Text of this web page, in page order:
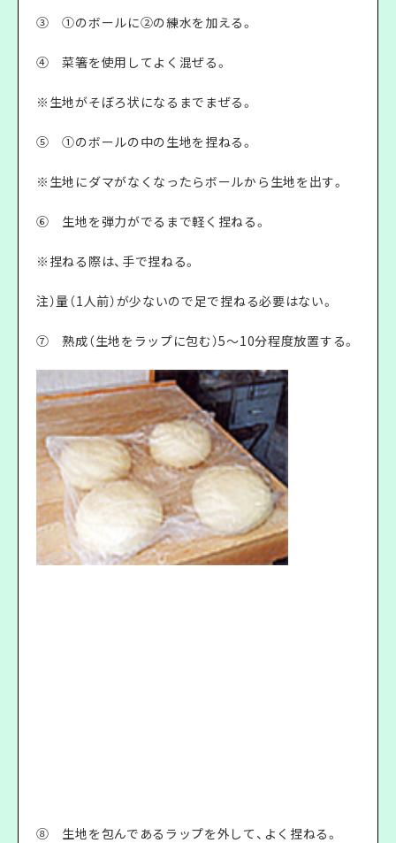
③ ①のボールに②の練水を加える。
④ 菜箸を使用してよく混ぜる。
※生地がそぼろ状になるまでまぜる。
⑤ ①のボールの中の生地を捏ねる。
※生地にダマがなくなったらボールから生地を出す。
⑥ 生地を弾力がでるまで軽く捏ねる。
※捏ねる際は、手で捏ねる。
注）量（1人前）が少ないので足で捏ねる必要はない。
⑦ 熟成（生地をラップに包む）5～10分程度放置する。
⑧ 生地を包んであるラップを外して、よく捏ねる。